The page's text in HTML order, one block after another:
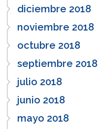
diciembre 2018
noviembre 2018
octubre 2018
septiembre 2018
julio 2018
junio 2018
mayo 2018